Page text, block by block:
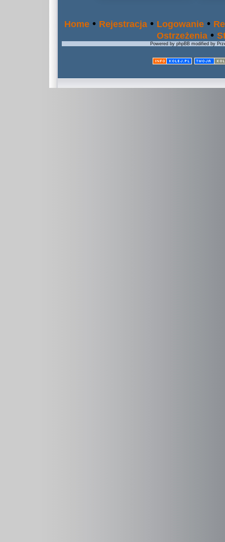
Home • Rejestracja • Logowanie •
Ostrzeżenia •
Powered by phpBB modified by